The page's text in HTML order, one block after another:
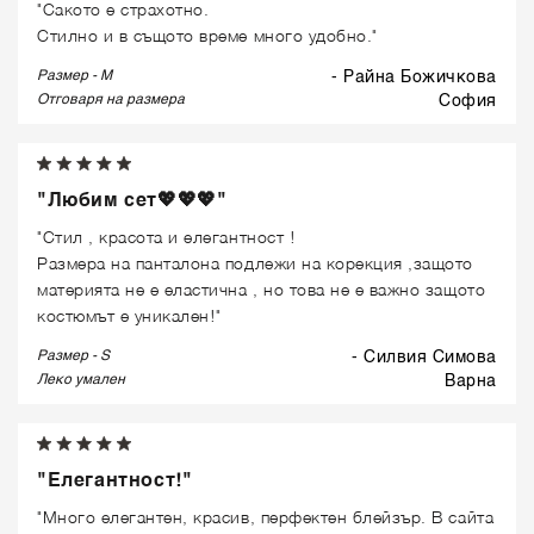
"Сакото е страхотно.
Стилно и в същото време много удобно."
Размер - M - Райна Божичкова
Отговаря на размера софия
"Любим сет💖💖💖"
"Стил , красота и елегантност !
Размера на панталона подлежи на корекция ,защото
материята не е еластична , но това не е важно защото
костюмът е уникален!"
Размер - S - Силвия Симова
Леко умален варна
"Елегантност!"
"Много елегантен, красив, перфектен блейзър. В сайта